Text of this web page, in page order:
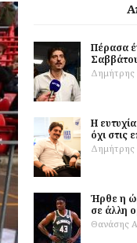
Πέρασα
Δημήτρης
Η
όχι στις
Δημήτρης
Ήρθε η
σε άλλη
Θανάσης